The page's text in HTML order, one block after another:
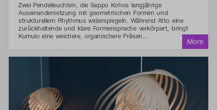
Zwei Pendelleuchten, die Seppo Kohos langjährige
Auseinandersetzung mit geometrischen Formen und
strukturellem Rhythmus widerspiegeln. Während Atto eine
zurückhaltende und klare Formensprache verkörpert, bringt
Kumulo eine weichere, organischere Präsen...